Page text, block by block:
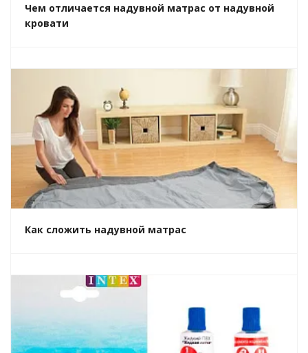
Чем отличается надувной матрас от надувной
кровати
Как сложить надувной матрас